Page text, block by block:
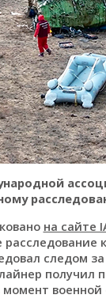
на сайте
следом
получил
военной